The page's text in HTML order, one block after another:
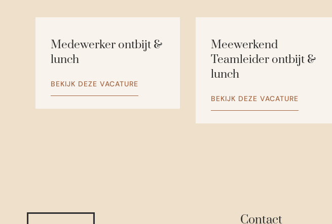
Medewerker ontbijt &
lunch
BEKIJK DEZE VACATURE
Meewerkend
Teamleider ontbijt &
lunch
BEKIJK DEZE VACATURE
Contact